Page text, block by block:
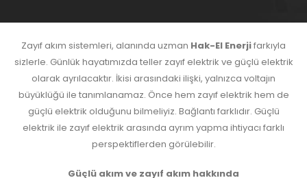
Zayıf akım sistemleri, alanında uzman Hak-El Enerjifarkıyla
sizlerle. Günlük hayatımızda teller zayıf elektrik ve güçlü elektrik
olarak ayrılacaktır. İkisi arasındaki ilişki, yalnızca voltajın
büyüklüğü ile tanımlanamaz. Önce hem zayıf elektrik hem de
güçlü elektrik olduğunu bilmeliyiz. Bağlantı farklıdır. Güçlü
elektrik ile zayıf elektrik arasında ayrım yapma ihtiyacı farklı
perspektiflerden görülebilir.
Güçlü akım ve zayıf akım hakkında